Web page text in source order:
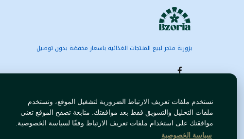
نستخدم ملفات تعريف الارتباط الضرورية لتشغيل الموقع، ونستخدم
ملفات التحليل والتسويق فقط بعد موافقتك. متابعة تصفح الموقع تعني
موافقتك على استخدام ملفات تعريف الارتباط وفقًا لسياسة الخصوصية.
سياسة الخصوصية
بزورية متجر لبيع المنتجات الغذائية باسعار مخفضة بدون توصيل